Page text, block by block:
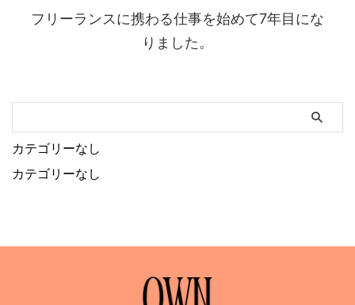
フリーランスに携わる仕事を始めて7年目にな
りました。
カテゴリーなし
カテゴリーなし